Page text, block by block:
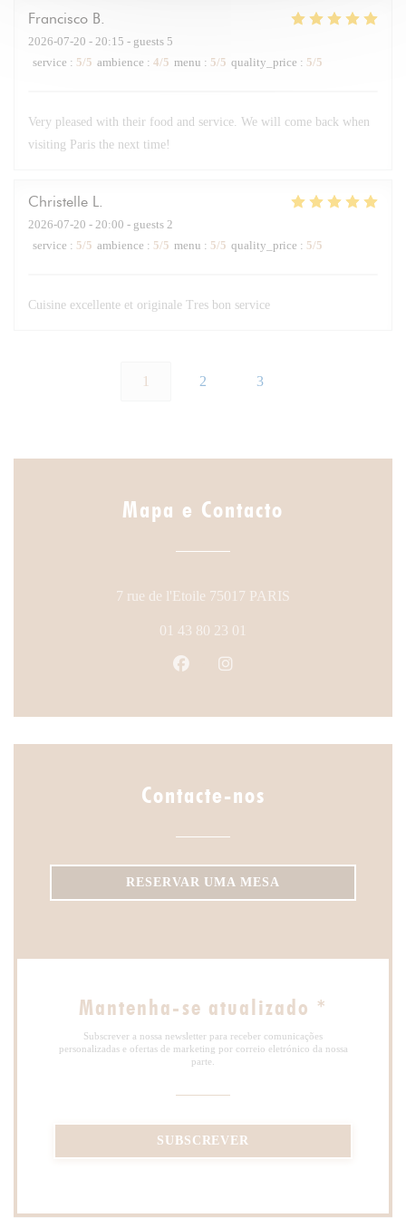
Francisco B
2026-07-20 - 20:15 - guests 5
service : 5/5 ambience : 4/5 menu : 5/5 quality_price : 5/5
Very pleased with their food and service. We will come back when
visiting Paris the next time!
Christelle L
2026-07-20 - 20:00 - guests 2
service : 5/5 ambience : 5/5 menu : 5/5 quality_price : 5/5
Cuisine excellente et originale Tres bon service
1 2 3
Mapa e Contacto
7 rue de l'Etoile 75017 PARIS
01 43 80 23 01
Facebook ((abre numa nova
Contacte-nos
RESERVAR UMA MESA
Mantenha-se atualizado *
Subscrever a nossa newsletter para receber comunicações
personalizadas e ofertas de marketing por correio eletrónico da nossa
parte.
SUBSCREVER